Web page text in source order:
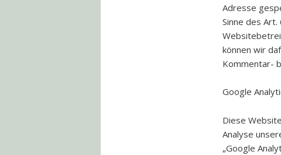
Adresse
Sinne des Art.
können wir
Kommentar-
Google
Diese
Analyse
„Google